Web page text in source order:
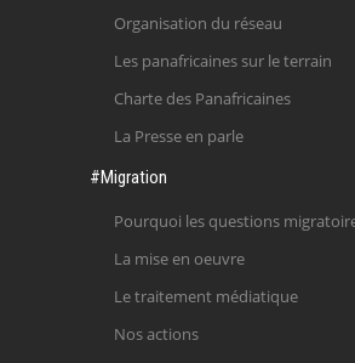
Organisation du réseau
Les panafricaines sur le terrain
Charte des Panafricaines
La Presse en parle
#Migration
Pourquoi les questions
La mise en oeuvre
Le traitement médiatique
Nos actions